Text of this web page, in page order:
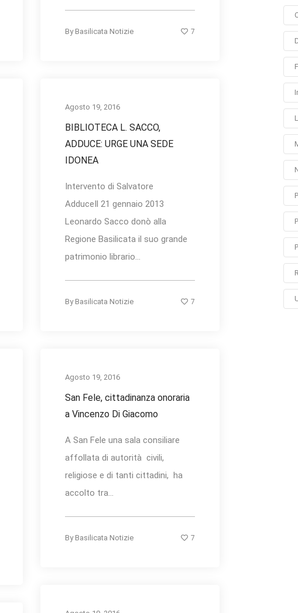
By Basilicata Notizie 7
Agosto 19, 2016
BIBLIOTECA L. SACCO,
ADDUCE: URGE UNA SEDE
IDONEA
Intervento di Salvatore
AdduceIl 21 gennaio 2013
Leonardo Sacco donò alla
Regione Basilicata il suo grande
patrimonio librario...
By Basilicata Notizie 7
Agosto 19, 2016
San Fele, cittadinanza onoraria
a Vincenzo Di Giacomo
A San Fele una sala consiliare
affollata di autorità civili,
religiose e di tanti cittadini, ha
accolto tra...
By Basilicata Notizie 7